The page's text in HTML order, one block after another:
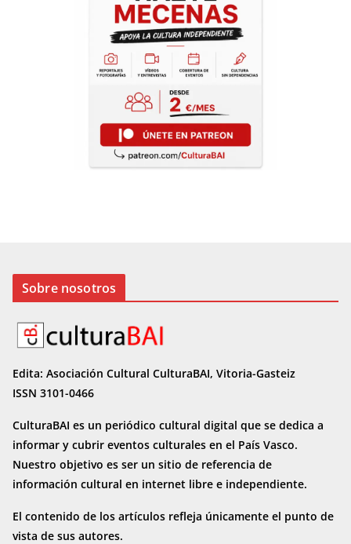
Sobre nosotros
Edita: Asociación Cultural CulturaBAI, Vitoria-Gasteiz
ISSN 3101-0466
CulturaBAI es un periódico cultural digital que se dedica a
informar y cubrir eventos culturales en el País Vasco.
Nuestro objetivo es ser un sitio de referencia de
información cultural en internet libre e independiente.
El contenido de los artículos refleja únicamente el punto de
vista de sus autores.